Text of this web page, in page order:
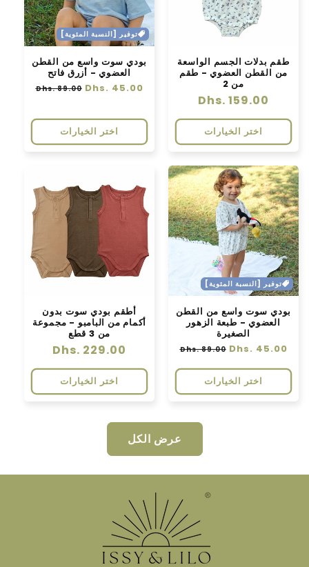
طقم بدلات الجسم الواسعة
من القطن العضوي - طقم
من 2
سعر
عادي
Dhs. 159.00
اختر الخيارات
توفير [النسبة المئوية]
بودي سوت واسع من القطن
العضوي - أزرق فاتح
سعر
Dhs. 45.00 سعر
Dhs. 89.00
اختر الخيارات
توفير [النسبة المئوية]
بودي سوت واسع من القطن
العضوي - طبعة الزهور
الصغيرة
سعر
Dhs. 45.00 سعر
Dhs. 89.00
اختر الخيارات
أطقم بودي سوت بدون
أكمام من البامبو - مجموعة
من 3 قطع
سعر
عادي
Dhs. 229.00
اختر الخيارات
عرض الكل